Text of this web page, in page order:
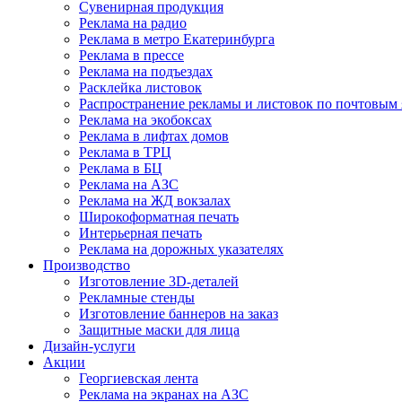
Сувенирная продукция
Реклама на радио
Реклама в метро Екатеринбурга
Реклама в прессе
Реклама на подъездах
Расклейка листовок
Распространение рекламы и листовок по
Реклама на экобоксах
Реклама в лифтах домов
Реклама в ТРЦ
Реклама в БЦ
Реклама на АЗС
Реклама на ЖД вокзалах
Широкоформатная печать
Интерьерная печать
Реклама на дорожных указателях
Производство
Изготовление 3D-деталей
Рекламные стенды
Изготовление баннеров на заказ
Защитные маски для лица
Дизайн-услуги
Акции
Георгиевская лента
Реклама на экранах на АЗС